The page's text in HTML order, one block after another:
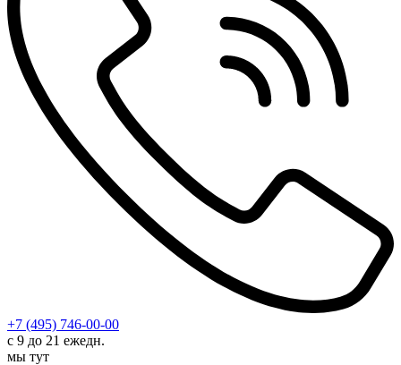
+7 (495) 746-00-00
с 9 до 21 ежедн.
мы тут